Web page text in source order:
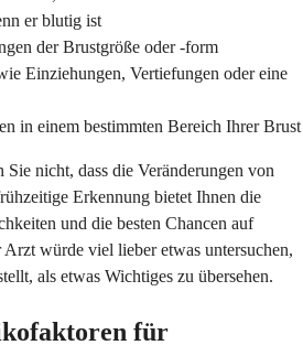
er blutig ist
der Brustgröße oder -form
Einziehungen, Vertiefungen oder eine
in einem bestimmten Bereich Ihrer Brust
nicht, dass die Veränderungen von
Erkennung bietet Ihnen die
und die besten Chancen auf
würde viel lieber etwas untersuchen,
als etwas Wichtiges zu übersehen.
für